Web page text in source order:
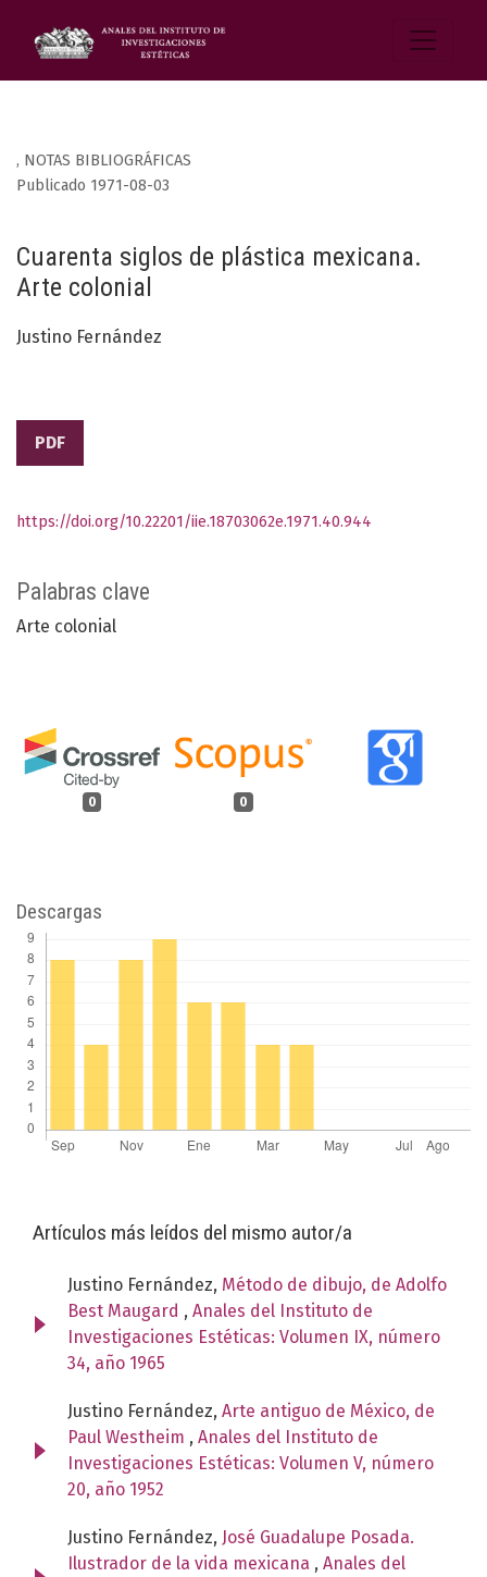
, NOTAS BIBLIOGRÁFICAS
Cuarenta siglos de plástica mexicana.
Arte colonial
Publicado 1971-08-03
Justino Fernández
PDF
Palabras clave
Arte colonial
0 0
https://doi.org/10.22201/iie.18703062e.1971.40.944
Descargas
Artículos más leídos del mismo autor/a
Justino Fernández, Método de dibujo, de Adolfo
Best Maugard , Anales del Instituto de
Investigaciones Estéticas: Volumen IX, número
34, año 1965
Justino Fernández, Arte antiguo de México, de
Paul Westheim , Anales del Instituto de
Investigaciones Estéticas: Volumen V, número
20, año 1952
Justino Fernández, José Guadalupe Posada.
Ilustrador de la vida mexicana , Anales del